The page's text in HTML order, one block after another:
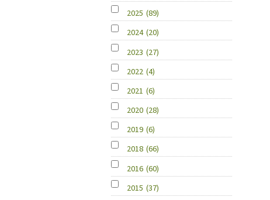
2025 (89)
2024 (20)
2023 (27)
2022 (4)
2021 (6)
2020 (28)
2019 (6)
2018 (66)
2016 (60)
2015 (37)